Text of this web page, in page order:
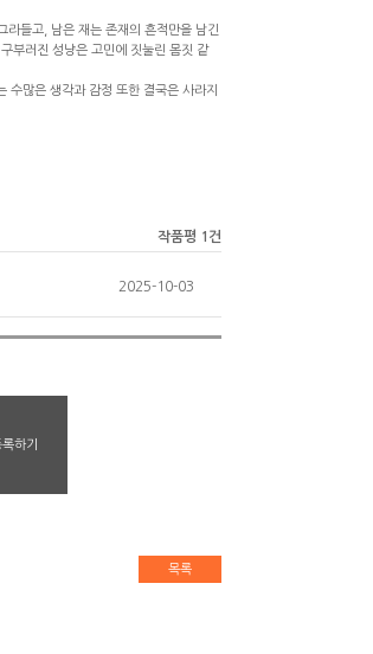
라들고, 남은 재는 존재의 흔적만을 남긴
부러진 성냥은 고민에 짓눌린 몸짓 같
수많은 생각과 감정 또한 결국은 사라지
작품평 1건
2025-10-03
하기
목록